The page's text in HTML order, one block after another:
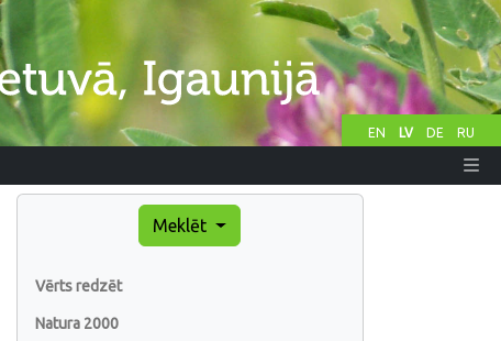
EN LV DE RU
Meklēt
Vērts redzēt
Natura 2000